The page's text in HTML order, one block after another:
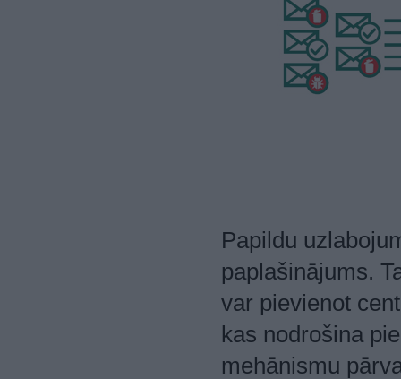
Papildu
paplašinājums.
var pievienot
kas nodrošina
mehānismu